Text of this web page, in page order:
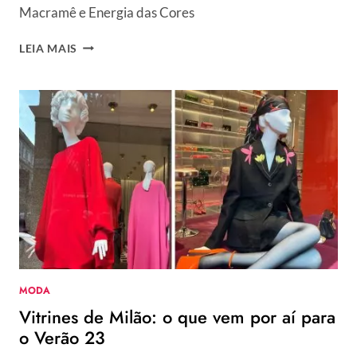
Macramê e Energia das Cores
LEIA MAIS VERÃO
VITRINES
DE
MILÃO:
3
TENDÊNCIAS
DIRETO
DA
CAPITAL
DA
MODA
MODA
Vitrines de Milão: o que vem por aí para
o Verão 23